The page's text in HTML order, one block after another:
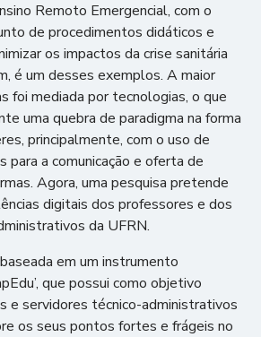
Remoto Emergencial, com o
de procedimentos didáticos e
os impactos da crise sanitária
é um desses exemplos. A maior
foi mediada por tecnologias, o que
uma quebra de paradigma na forma
principalmente, com o uso de
para a comunicação e oferta de
Agora, uma pesquisa pretende
digitais dos professores e dos
da UFRN.
em um instrumento
que possui como objetivo
e servidores técnico-administrativos
os seus pontos fortes e frágeis no